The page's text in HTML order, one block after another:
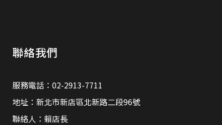
聯絡我們
服務電話：02-2913-7711
地址：新北市新店區北新路二段96號
聯絡人：賴店長